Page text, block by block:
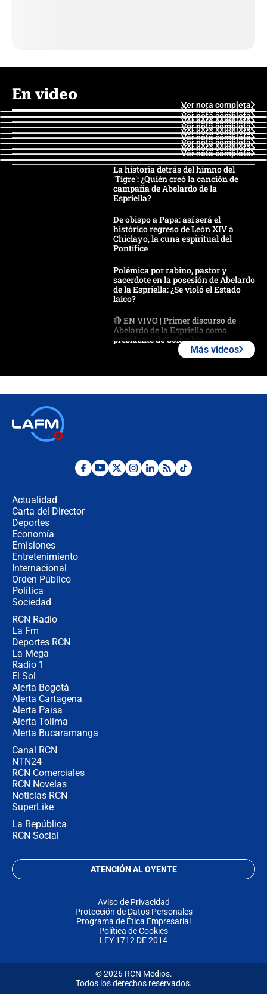
En video
Ver nota completa
Ver nota completa
Ver nota completa
Ver nota completa
Ver nota completa
Ver nota completa
Ver nota completa
Ver nota completa
Ver nota completa
Ver nota completa
La historia detrás del himno del
'Tigre': ¿Quién creó la canción de
campaña de Abelardo de la
Espriella?
De obispo a Papa: así será el
histórico regreso de León XIV a
Chiclayo, la cuna espiritual del
Pontífice
Polémica por rabino, pastor y
sacerdote en la posesión de Abelardo
de la Espriella: ¿Se violó el Estado
laico?
🔴 EN VIVO | Primer discurso de
Abelardo de la Espriella como
presidente de Colombia
Desde dermatitis hasta infecciones:
Más videos
Actualidad
Carta del Director
Deportes
Economía
Emisiones
Entretenimiento
Internacional
Orden Público
Política
Sociedad
RCN Radio
La Fm
Deportes RCN
La Mega
Radio 1
El Sol
Alerta Bogotá
Alerta Cartagena
Alerta Paisa
Alerta Tolima
Alerta Bucaramanga
Canal RCN
NTN24
RCN Comerciales
RCN Novelas
Noticias RCN
SuperLike
La República
RCN Social
ATENCIÓN AL OYENTE
Aviso de Privacidad
Protección de Datos Personales
Programa de Ética Empresarial
Política de Cookies
LEY 1712 DE 2014
© 2026 RCN Medios.
Todos los derechos reservados.